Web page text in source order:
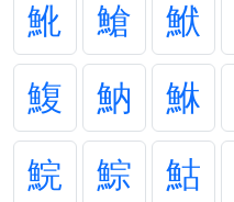
魤
䱽 鮲
鰒
魶 鮴
鯇
鯮 鮕